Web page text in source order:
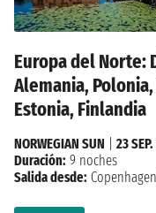
Europa del Norte:
Alemania,
Estonia, Finlandia
NORWEGIAN SUN
23
Duración: 9 noches
Salida desde: Copenhagen